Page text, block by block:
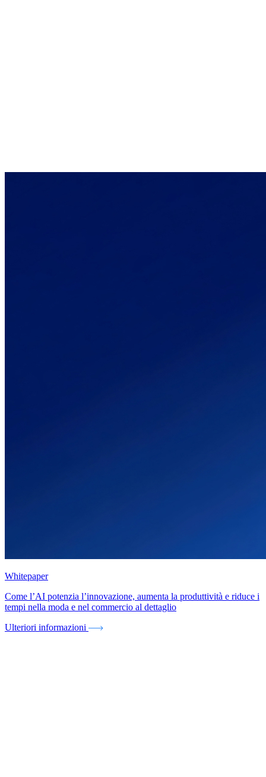
Whitepaper
Come l’AI potenzia l’innovazione, aumenta la produttività e riduce i
tempi nella moda e nel commercio al dettaglio
Ulteriori informazioni